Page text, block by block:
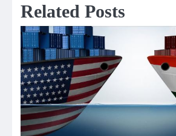
Related Posts